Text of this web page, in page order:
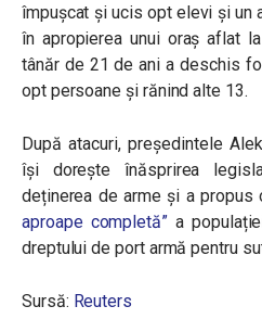
împuşcat şi ucis opt elevi şi un
în apropierea unui oraş aflat
tânăr de 21 de ani a deschis
opt persoane şi rănind alte 13.
După atacuri, preşedintele
îşi doreşte înăsprirea
deținerea de arme şi a propus
aproape completă”a
dreptului de port armă pentru
Sursă: Reuters